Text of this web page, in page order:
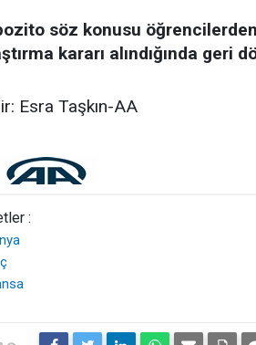
söz konusu
kararı alındığında geri
Esra Taşkın-AA
: